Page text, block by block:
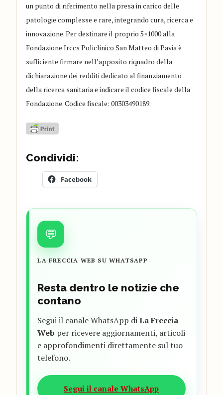
un punto di riferimento nella presa in carico delle
patologie complesse e rare, integrando cura, ricerca e
innovazione. Per destinare il proprio 5×1000 alla
Fondazione Irccs Policlinico San Matteo di Pavia è
sufficiente firmare nell’apposito riquadro della
dichiarazione dei redditi dedicato al finanziamento
della ricerca sanitaria e indicare il codice fiscale della
Fondazione. Codice fiscale: 00303490189.
Condividi:
Facebook
💬
LA FRECCIA WEB SU WHATSAPP
Resta dentro le notizie che
contano
Segui il canale WhatsApp diLa Freccia
Web per ricevere aggiornamenti, articoli
e approfondimenti direttamente sul tuo
telefono.
Segui il canale WhatsApp